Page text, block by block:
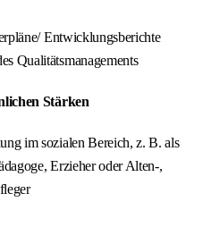
Entwicklungsberichte
Qualitätsmanagements
Stärken
im sozialen Bereich, z. B. als
Erzieher oder Alten-,